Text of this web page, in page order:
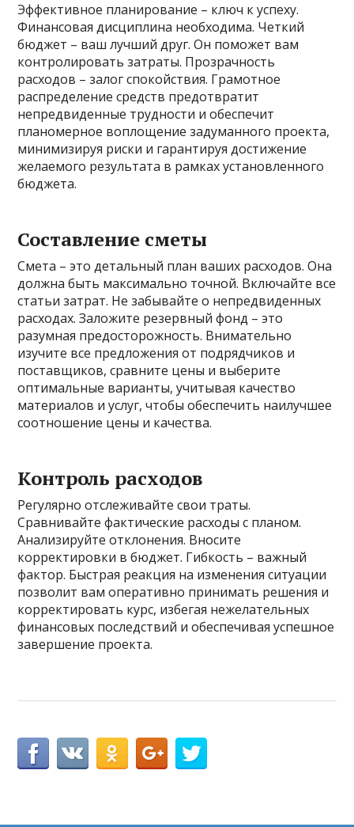
Эффективное планирование – ключ к успеху.
Финансовая дисциплина необходима. Четкий
бюджет – ваш лучший друг. Он поможет вам
контролировать затраты. Прозрачность
расходов – залог спокойствия. Грамотное
распределение средств предотвратит
непредвиденные трудности и обеспечит
планомерное воплощение задуманного проекта,
минимизируя риски и гарантируя достижение
желаемого результата в рамках установленного
бюджета.
Составление сметы
Смета – это детальный план ваших расходов. Она
должна быть максимально точной. Включайте все
статьи затрат. Не забывайте о непредвиденных
расходах. Заложите резервный фонд – это
разумная предосторожность. Внимательно
изучите все предложения от подрядчиков и
поставщиков, сравните цены и выберите
оптимальные варианты, учитывая качество
материалов и услуг, чтобы обеспечить наилучшее
соотношение цены и качества.
Контроль расходов
Регулярно отслеживайте свои траты.
Сравнивайте фактические расходы с планом.
Анализируйте отклонения. Вносите
корректировки в бюджет. Гибкость – важный
фактор. Быстрая реакция на изменения ситуации
позволит вам оперативно принимать решения и
корректировать курс, избегая нежелательных
финансовых последствий и обеспечивая успешное
завершение проекта.